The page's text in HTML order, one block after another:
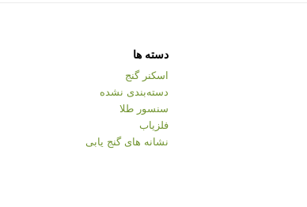
دسته ها
اسکنر گنج
دسته‌بندی نشده
سنسور طلا
فلزیاب
نشانه های گنج یابی